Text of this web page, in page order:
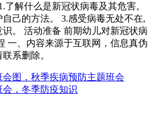
了解什么是新冠状病毒及其危害。
己的方法。 3.感受病毒无处不在,
。 活动准备 前期幼儿对新冠状病
一、内容来源于互联网，信息真伪
系删除。
图，秋季疾病预防主题班会
，冬季防疫知识